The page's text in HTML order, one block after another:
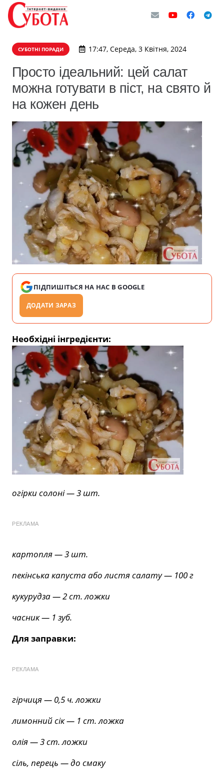
СУБОТНІ ПОРАДИ 17:47, Середа, 3 Квітня, 2024
Просто ідеальний: цей салат
можна готувати в піст, на свято й
на кожен день
ПІДПИШІТЬСЯ НА НАС В GOOGLE
ДОДАТИ ЗАРАЗ
Необхідні інгредієнти:
огірки солоні — 3 шт.
РЕКЛАМА
картопля — 3 шт.
пекінська капуста або листя салату — 100 г
кукурудза — 2 ст. ложки
часник — 1 зуб.
Для заправки:
РЕКЛАМА
гірчиця — 0,5 ч. ложки
лимонний сік — 1 ст. ложка
олія — 3 ст. ложки
сіль, перець — до смаку